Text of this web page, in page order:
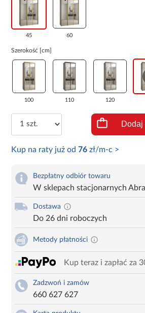
45 60
Szerokość [cm]
100 110 120
Dodaj
Kup na raty już od76 zł/m-c >
Bezpłatny odbiór towaru
W sklepach stacjonarnych Abra
Dostawa
Do 26 dni roboczych
Metody płatności
Kup teraz i zapłać za
Zadzwoń i zamów
660 627 627